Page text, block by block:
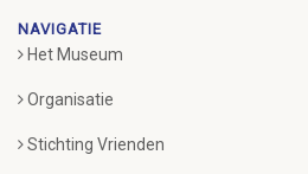
NAVIGATIE
Het Museum
Organisatie
Stichting Vrienden